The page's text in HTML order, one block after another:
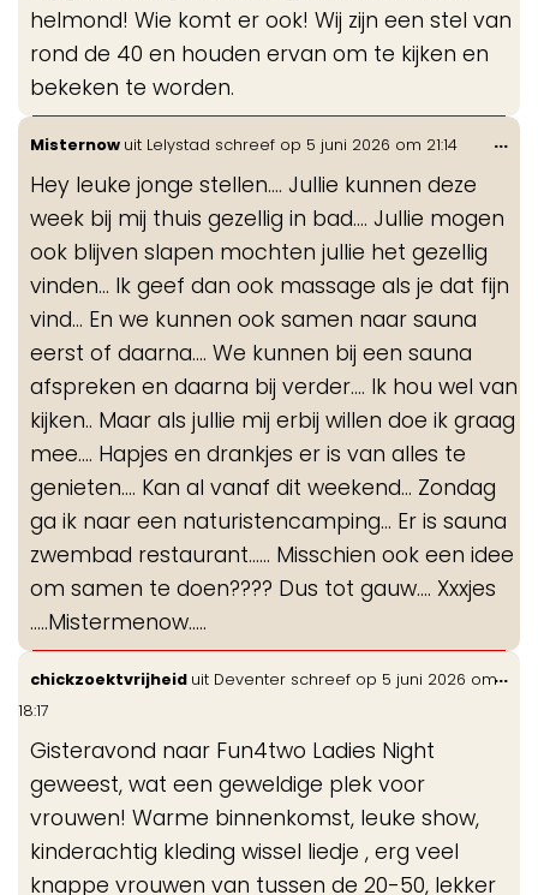
helmond! Wie komt er ook! Wij zijn een stel van
rond de 40 en houden ervan om te kijken en
bekeken te worden.
Misternow uit Lelystad schreef op 5 juni 2026 om 21:14
Hey leuke jonge stellen.... Jullie kunnen deze
week bij mij thuis gezellig in bad.... Jullie mogen
ook blijven slapen mochten jullie het gezellig
vinden... Ik geef dan ook massage als je dat fijn
vind... En we kunnen ook samen naar sauna
eerst of daarna.... We kunnen bij een sauna
afspreken en daarna bij verder.... Ik hou wel van
kijken.. Maar als jullie mij erbij willen doe ik graag
mee.... Hapjes en drankjes er is van alles te
genieten.... Kan al vanaf dit weekend... Zondag
ga ik naar een naturistencamping... Er is sauna
zwembad restaurant...... Misschien ook een idee
om samen te doen???? Dus tot gauw.... Xxxjes
.....Mistermenow.....
...
chickzoektvrijheid uit Deventer schreef op 5 juni 2026 om
18:17
Gisteravond naar Fun4two Ladies Night
geweest, wat een geweldige plek voor
vrouwen! Warme binnenkomst, leuke show,
kinderachtig kleding wissel liedje , erg veel
knappe vrouwen van tussen de 20-50, lekker
...